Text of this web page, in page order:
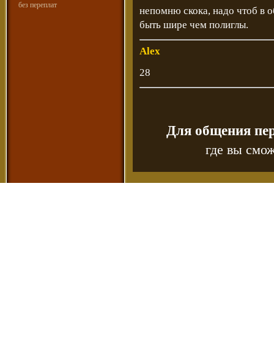
без переплат
непомню скока, надо чтоб в
быть шире чем полиглы.
Alex
28
Для общения
где вы